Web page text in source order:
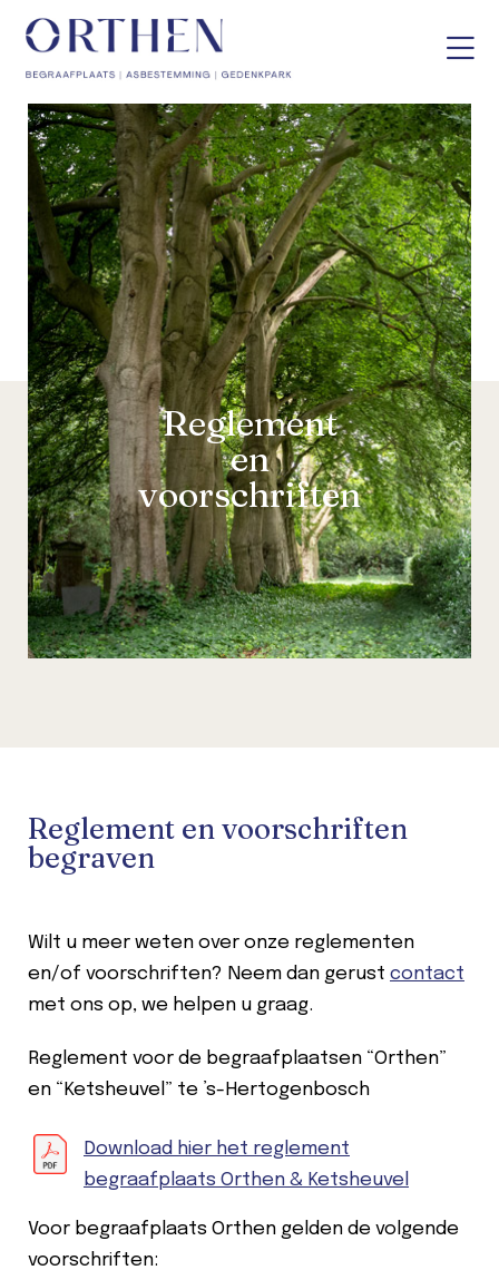
Reglement
en
voorschriften
Reglement en voorschriften
begraven
Wilt u meer weten over onze reglementen
en/of voorschriften? Neem dan gerust contact
met ons op, we helpen u graag.
Reglement voor de begraafplaatsen “Orthen”
en “Ketsheuvel” te ’s-Hertogenbosch
Download hier het reglement
begraafplaats Orthen & Ketsheuvel
Voor begraafplaats Orthen gelden de volgende
voorschriften: